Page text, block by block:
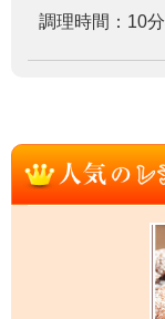
調理時間：10分